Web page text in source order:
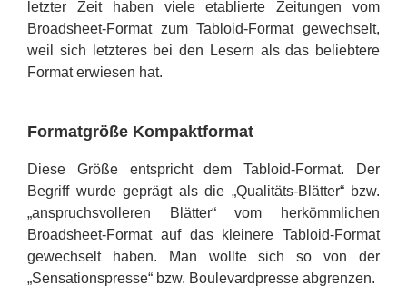
letzter Zeit haben viele etablierte Zeitungen vom
Broadsheet-Format zum Tabloid-Format gewechselt,
weil sich letzteres bei den Lesern als das beliebtere
Format erwiesen hat.
Formatgröße Kompaktformat
Diese Größe entspricht dem Tabloid-Format. Der
Begriff wurde geprägt als die „Qualitäts-Blätter“ bzw.
„anspruchsvolleren Blätter“ vom herkömmlichen
Broadsheet-Format auf das kleinere Tabloid-Format
gewechselt haben. Man wollte sich so von der
„Sensationspresse“ bzw. Boulevardpresse abgrenzen.